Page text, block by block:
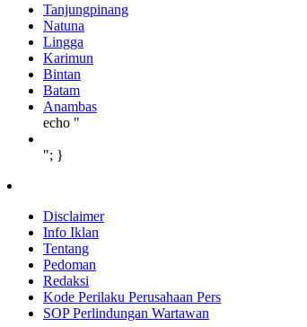
Tanjungpinang
Natuna
Lingga
Karimun
Bintan
Batam
Anambas
echo "
"; }
Disclaimer
Info Iklan
Tentang
Pedoman
Redaksi
Kode Perilaku Perusahaan Pers
SOP Perlindungan Wartawan